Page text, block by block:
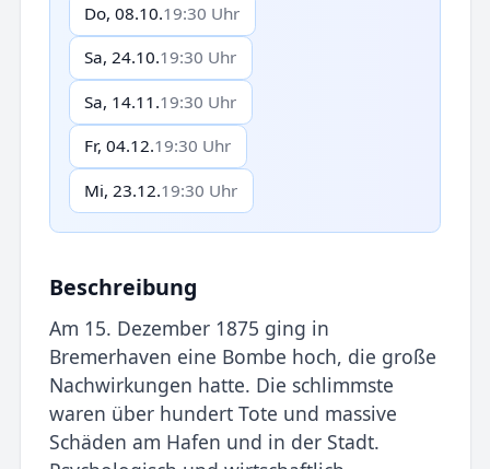
Do, 08.10.19:30 Uhr
Sa, 24.10.19:30 Uhr
Sa, 14.11.19:30 Uhr
Fr, 04.12.19:30 Uhr
Mi, 23.12.19:30 Uhr
Beschreibung
Am 15. Dezember 1875 ging in
Bremerhaven eine Bombe hoch, die große
Nachwirkungen hatte. Die schlimmste
waren über hundert Tote und massive
Schäden am Hafen und in der Stadt.